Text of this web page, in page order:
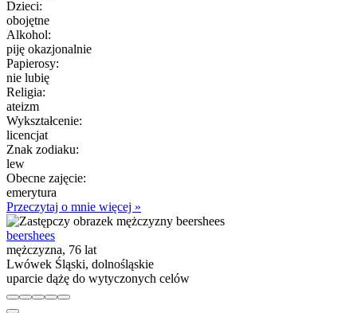
Dzieci:
obojętne
Alkohol:
piję okazjonalnie
Papierosy:
nie lubię
Religia:
ateizm
Wykształcenie:
licencjat
Znak zodiaku:
lew
Obecne zajęcie:
emerytura
Przeczytaj o mnie więcej »
beershees
mężczyzna, 76 lat
Lwówek Śląski, dolnośląskie
uparcie dążę do wytyczonych celów